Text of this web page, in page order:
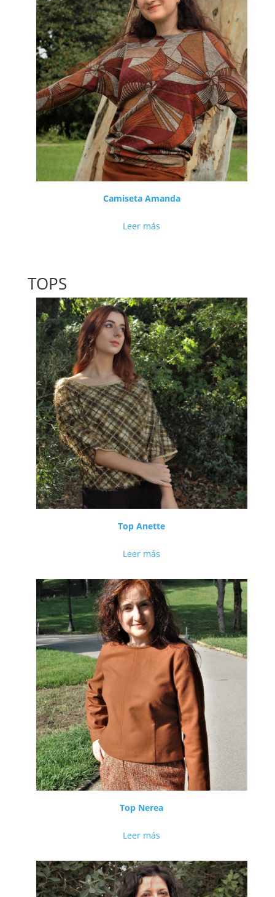
Camiseta Amanda
Leer más
TOPS
Top Anette
Leer más
Top Nerea
Leer más